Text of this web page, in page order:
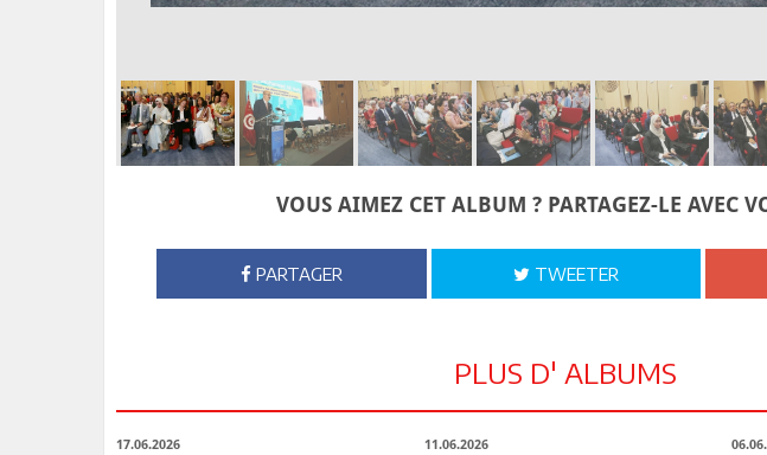
VOUS AIMEZ CET ALBUM ? PARTAGEZ-LE AVEC
PARTAGER TWEETER
PLUS D' ALBUMS
17.06.2026 11.06.2026